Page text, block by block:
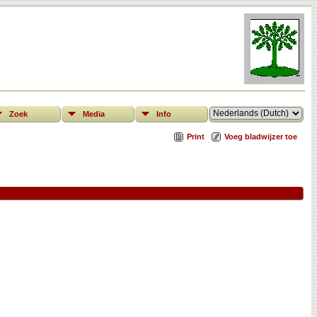
Zoek Media Info
Print Voeg bladwijzer toe